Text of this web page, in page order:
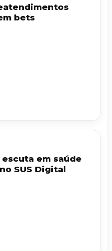
bets
em saúde
SUS Digital